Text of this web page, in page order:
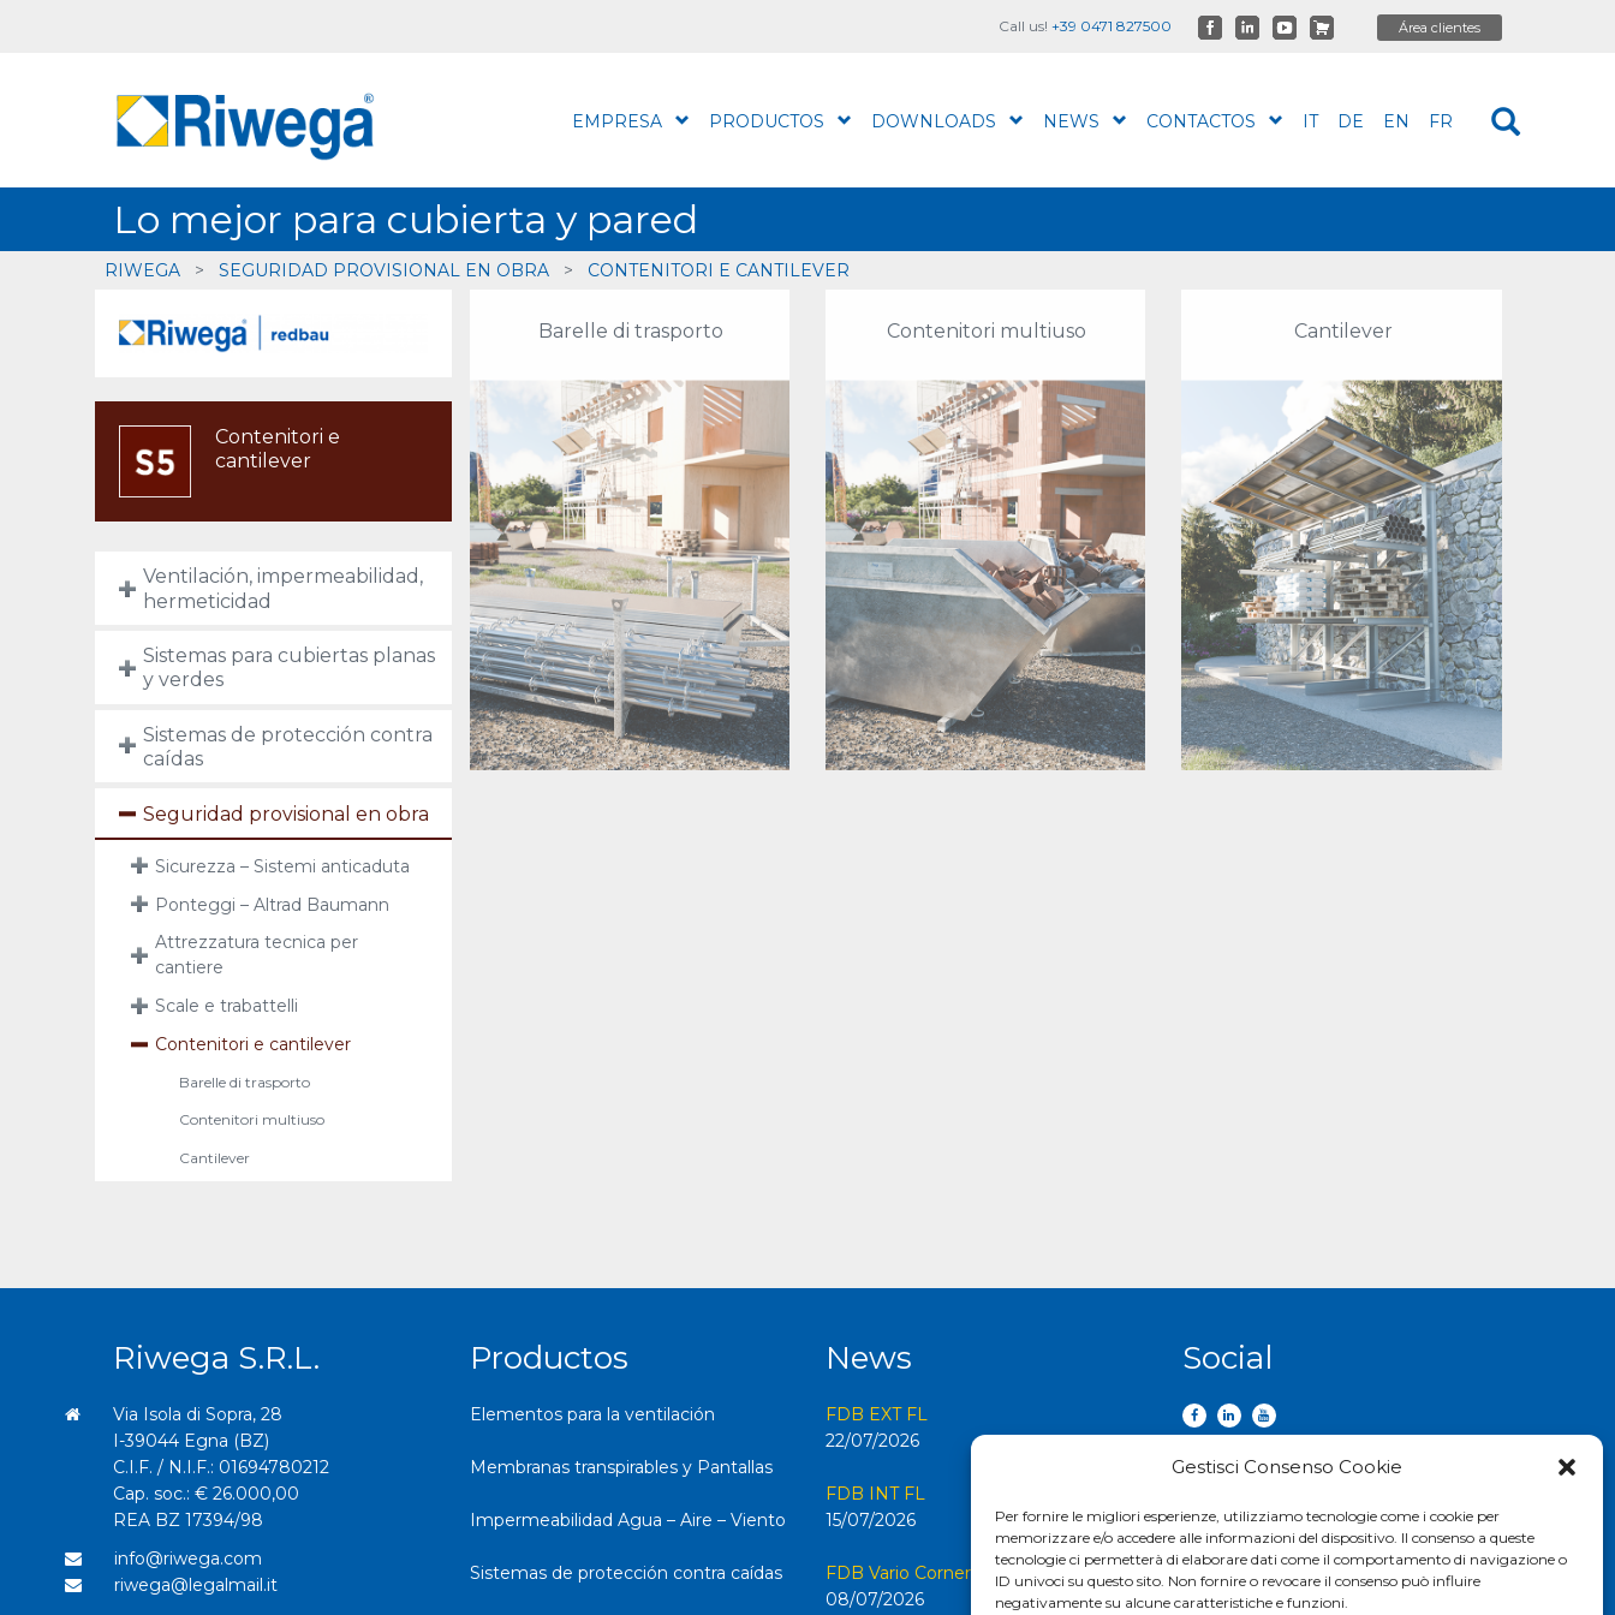
Gestisci Consenso Cookie
Per fornire le migliori esperienze, utilizziamo tecnologie come i cookie per
memorizzare e/o accedere alle informazioni del dispositivo. Il consenso a queste
tecnologie ci permetterà di elaborare dati come il comportamento di navigazione o
ID univoci su questo sito. Non fornire o revocare il consenso può influire
negativamente su alcune caratteristiche e funzioni.
EMPRESA PRODUCTOS DOWNLOADS NEWS CONTACTOS IT DE EN FR
Call us! +39 0471 827500
Lo mejor para cubierta y pared
RIWEGA > SEGURIDAD PROVISIONAL EN OBRA > CONTENITORI E CANTILEVER
Contenitori e
cantilever
Ventilación, impermeabilidad,
hermeticidad
Sistemas para cubiertas planas
y verdes
Sistemas de protección contra
caídas
Seguridad provisional en obra
Sicurezza – Sistemi anticaduta
Ponteggi – Altrad Baumann
Attrezzatura tecnica per
cantiere
Scale e trabattelli
Contenitori e cantilever
Barelle di trasporto
Contenitori multiuso
Cantilever
Barelle di trasporto Contenitori multiuso Cantilever
Riwega S.r.l.
Via Isola di Sopra, 28
I-39044 Egna (BZ)
C.I.F. / N.I.F.: 01694780212
Cap. soc.: € 26.000,00
REA BZ 17394/98
info@riwega.com
riwega@legalmail.it
Productos
Elementos para la ventilación
Membranas transpirables y Pantallas
Impermeabilidad Agua – Aire – Viento
Sistemas de protección contra caídas
News
FDB EXT FL
22/07/2026
FDB INT FL
15/07/2026
FDB Vario Corner FL
08/07/2026
Social